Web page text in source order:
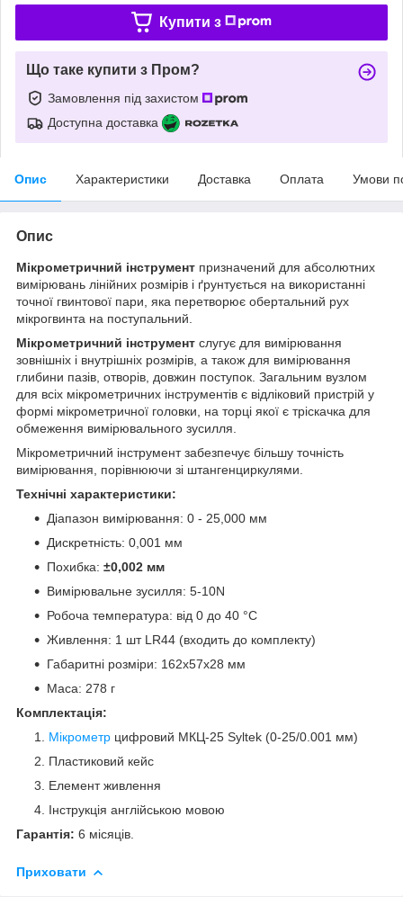
Купити з
Що таке купити з Пром?
Замовлення під захистом
Доступна доставка
Опис Характеристики Доставка Оплата Умови
Опис
Мікрометричний інструмент призначений для абсолютних
вимірювань лінійних розмірів і ґрунтується на використанні
точної гвинтової пари, яка перетворює обертальний рух
мікрогвинта на поступальний.
Мікрометричний інструмент слугує для вимірювання
зовнішніх і внутрішніх розмірів, а також для вимірювання
глибини пазів, отворів, довжин поступок. Загальним вузлом
для всіх мікрометричних інструментів є відліковий пристрій у
формі мікрометричної головки, на торці якої є тріскачка для
обмеження вимірювального зусилля.
Мікрометричний інструмент забезпечує більшу точність
вимірювання, порівнюючи зі штангенциркулями.
Технічні характеристики:
Діапазон вимірювання: 0 - 25,000 мм
Дискретність: 0,001 мм
Похибка: ±0,002 мм
Вимірювальне зусилля: 5-10N
Робоча температура: від 0 до 40 °C
Живлення: 1 шт LR44 (входить до комплекту)
Габаритні розміри: 162х57х28 мм
Маса: 278 г
Комплектація:
Мікрометр цифровий МКЦ-25 Syltek (0-25/0.001 мм)
Пластиковий кейс
Елемент живлення
Інструкція англійською мовою
Гарантія: 6 місяців.
Приховати